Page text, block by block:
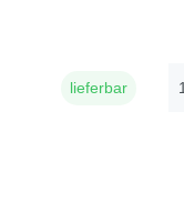
lieferbar